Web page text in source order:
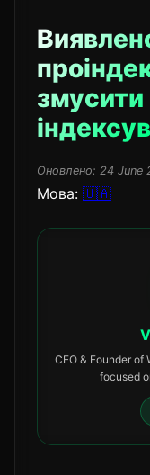
змусити
Оновлено: 24 June
Мова: 🇺🇦
CEO & Founder of
focused